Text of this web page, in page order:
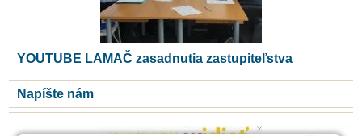
YOUTUBE LAMAČ zasadnutia zastupiteľstva
Napíšte nám